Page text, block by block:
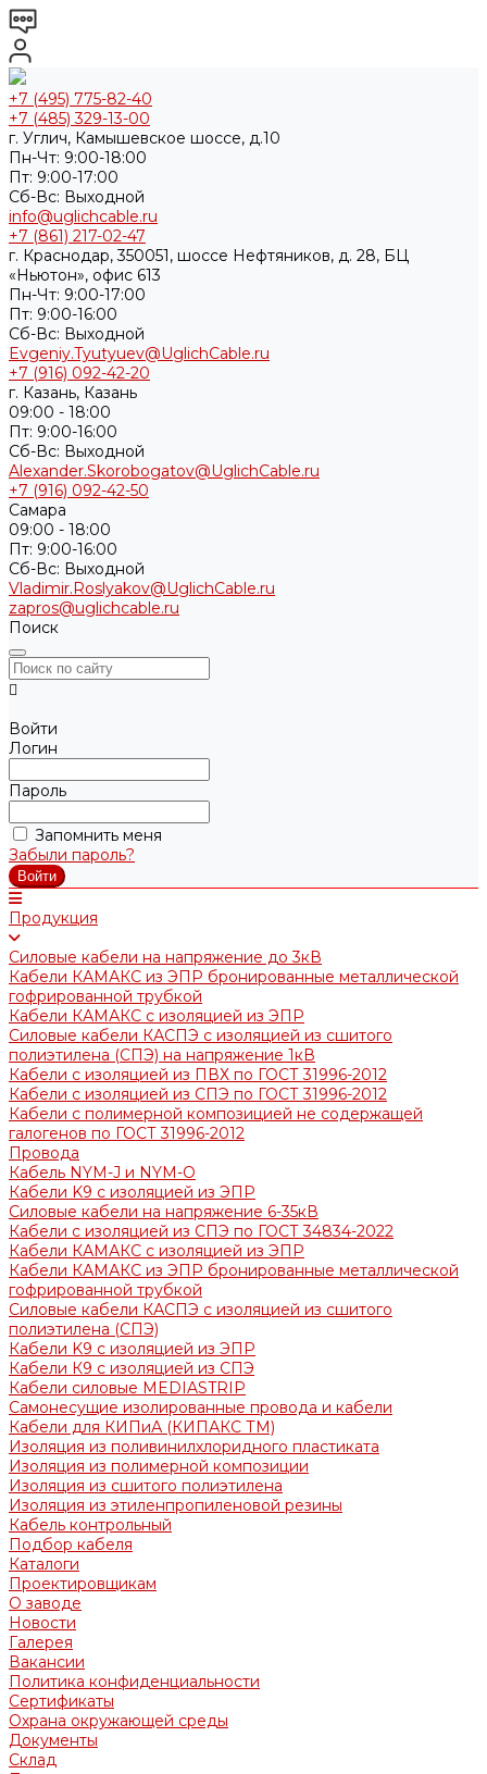
+7 (495) 775-82-40
+7 (485) 329-13-00
г. Углич, Камышевское шоссе, д.10
Пн-Чт: 9:00-18:00
Пт: 9:00-17:00
Cб-Вс: Выходной
info@uglichcable.ru
+7 (861) 217-02-47
г. Краснодар, 350051, шоссе Нефтяников, д. 28, БЦ
«Ньютон», офис 613
Пн-Чт: 9:00-17:00
Пт: 9:00-16:00
Cб-Вс: Выходной
Evgeniy.Tyutyuev@UglichCable.ru
+7 (916) 092-42-20
г. Казань, Казань
09:00 - 18:00
Пт: 9:00-16:00
Cб-Вс: Выходной
Alexander.Skorobogatov@UglichCable.ru
+7 (916) 092-42-50
Самара
09:00 - 18:00
Пт: 9:00-16:00
Cб-Вс: Выходной
Vladimir.Roslyakov@UglichCable.ru
zapros@uglichcable.ru
Поиск
Войти
Логин
Пароль
Запомнить меня
Забыли пароль?
Продукция
Силовые кабели на напряжение до 3кВ
Кабели КАМАКС из ЭПР бронированные металлической
гофрированной трубкой
Кабели КАМАКС с изоляцией из ЭПР
Силовые кабели КАСПЭ с изоляцией из сшитого
полиэтилена (СПЭ) на напряжение 1кВ
Кабели с изоляцией из ПВХ по ГОСТ 31996-2012
Кабели с изоляцией из СПЭ по ГОСТ 31996-2012
Кабели с полимерной композицией не содержащей
галогенов по ГОСТ 31996-2012
Провода
Кабель NYM-J и NYM-O
Кабели K9 с изоляцией из ЭПР
Силовые кабели на напряжение 6-35кВ
Кабели с изоляцией из СПЭ по ГОСТ 34834-2022
Кабели КАМАКС с изоляцией из ЭПР
Кабели КАМАКС из ЭПР бронированные металлической
гофрированной трубкой
Силовые кабели КАСПЭ с изоляцией из сшитого
полиэтилена (СПЭ)
Кабели K9 с изоляцией из ЭПР
Кабели К9 с изоляцией из СПЭ
Кабели силовые MEDIASTRIP
Самонесущие изолированные провода и кабели
Кабели для КИПиА (КИПАКС ТМ)
Изоляция из поливинилхлоридного пластиката
Изоляция из полимерной композиции
Изоляция из сшитого полиэтилена
Изоляция из этиленпропиленовой резины
Кабель контрольный
Подбор кабеля
Каталоги
Проектировщикам
О заводе
Новости
Галерея
Вакансии
Политика конфиденциальности
Сертификаты
Охрана окружающей среды
Документы
Склад